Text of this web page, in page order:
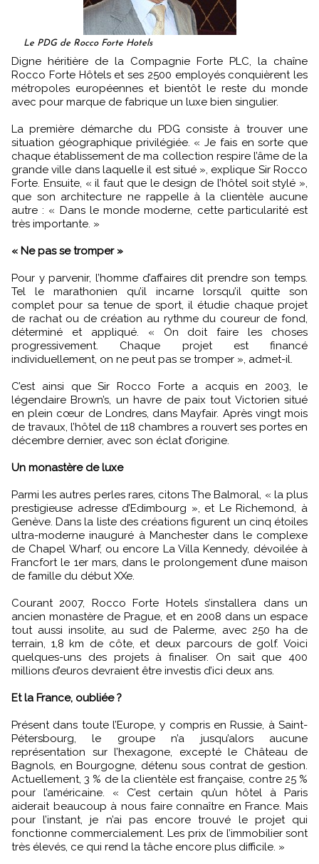
Le PDG de Rocco Forte Hotels
Digne héritière de la Compagnie Forte PLC, la chaîne
Rocco Forte Hôtels et ses 2500 employés conquièrent les
métropoles européennes et bientôt le reste du monde
avec pour marque de fabrique un luxe bien singulier.
La première démarche du PDG consiste à trouver une
situation géographique privilégiée. « Je fais en sorte que
chaque établissement de ma collection respire l’âme de la
grande ville dans laquelle il est situé », explique Sir Rocco
Forte. Ensuite, « il faut que le design de l’hôtel soit stylé »,
que son architecture ne rappelle à la clientèle aucune
autre : « Dans le monde moderne, cette particularité est
très importante. »
« Ne pas se tromper »
Pour y parvenir, l’homme d’affaires dit prendre son temps.
Tel le marathonien qu’il incarne lorsqu’il quitte son
complet pour sa tenue de sport, il étudie chaque projet
de rachat ou de création au rythme du coureur de fond,
déterminé et appliqué. « On doit faire les choses
progressivement. Chaque projet est financé
individuellement, on ne peut pas se tromper », admet-il.
C’est ainsi que Sir Rocco Forte a acquis en 2003, le
légendaire Brown’s, un havre de paix tout Victorien situé
en plein cœur de Londres, dans Mayfair. Après vingt mois
de travaux, l’hôtel de 118 chambres a rouvert ses portes en
décembre dernier, avec son éclat d’origine.
Un monastère de luxe
Parmi les autres perles rares, citons The Balmoral, « la plus
prestigieuse adresse d’Edimbourg », et Le Richemond, à
Genève. Dans la liste des créations figurent un cinq étoiles
ultra-moderne inauguré à Manchester dans le complexe
de Chapel Wharf, ou encore La Villa Kennedy, dévoilée à
Francfort le 1er mars, dans le prolongement d’une maison
de famille du début XXe.
Courant 2007, Rocco Forte Hotels s’installera dans un
ancien monastère de Prague, et en 2008 dans un espace
tout aussi insolite, au sud de Palerme, avec 250 ha de
terrain, 1,8 km de côte, et deux parcours de golf. Voici
quelques-uns des projets à finaliser. On sait que 400
millions d’euros devraient être investis d’ici deux ans.
Et la France, oubliée ?
Présent dans toute l’Europe, y compris en Russie, à Saint-
Pétersbourg, le groupe n’a jusqu’alors aucune
représentation sur l’hexagone, excepté le Château de
Bagnols, en Bourgogne, détenu sous contrat de gestion.
Actuellement, 3 % de la clientèle est française, contre 25 %
pour l’américaine. « C’est certain qu’un hôtel à Paris
aiderait beaucoup à nous faire connaître en France. Mais
pour l’instant, je n’ai pas encore trouvé le projet qui
fonctionne commercialement. Les prix de l’immobilier sont
très élevés, ce qui rend la tâche encore plus difficile. »